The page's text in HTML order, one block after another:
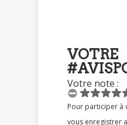
VOTRE
Votre note :
Pour participer à ce forum, vous devez
vous enregistrer